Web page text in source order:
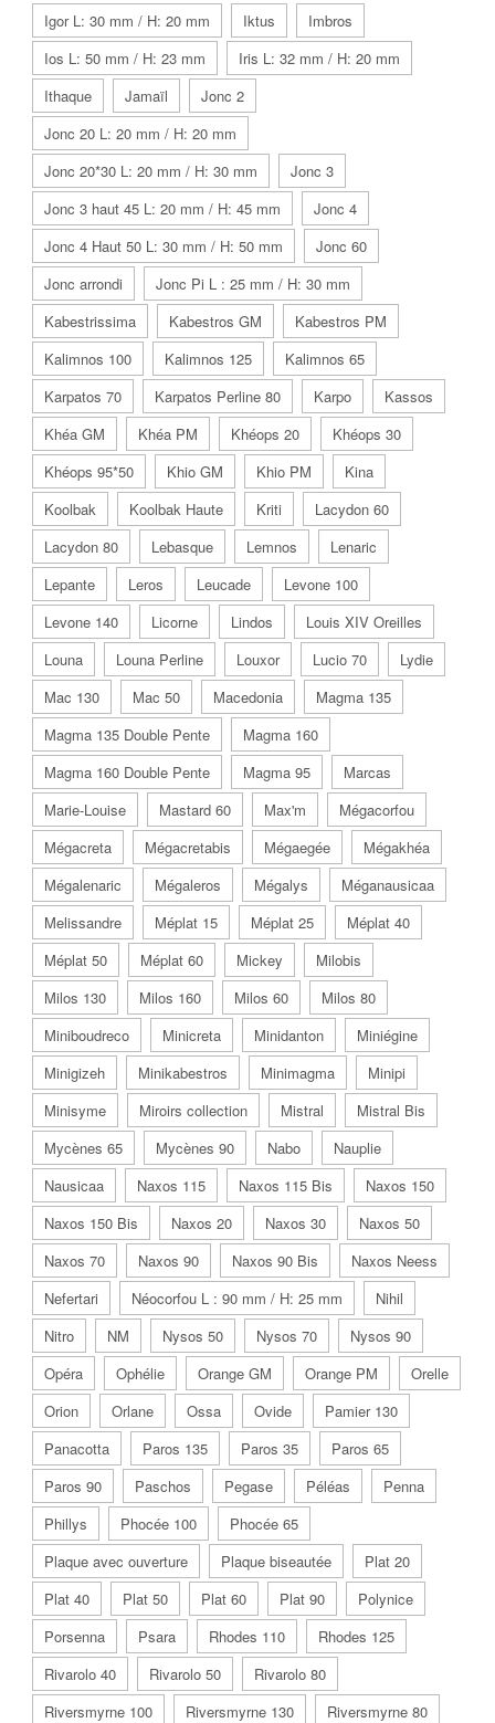
Igor L: 30 mm / H: 20 mm Iktus
Imbros
Ios L: 50 mm / H: 23 mm
Iris L: 32 mm / H: 20 mm
Ithaque
Jamaïl
Jonc 2
Jonc 20 L: 20 mm / H: 20 mm
Jonc 20*30 L: 20 mm / H: 30 mm
Jonc 3
Jonc 3 haut 45 L: 20 mm / H: 45 mm
Jonc 4
Jonc 4 Haut 50 L: 30 mm / H: 50 mm
Jonc 60
Jonc arrondi
Jonc Pi L : 25 mm / H: 30 mm
Kabestrissima
Kabestros GM
Kabestros PM
Kalimnos 100
Kalimnos 125
Kalimnos 65
Karpatos 70
Karpatos Perline 80 Karpo
Kassos
Khéa GM
Khéa PM Khéops 20
Khéops 30
Khéops 95*50
Khio GM Khio PM
Kina
Koolbak
Koolbak Haute Kriti
Lacydon 60
Lacydon 80
Lebasque Lemnos
Lenaric
Lepante
Leros Leucade
Levone 100
Levone 140
Licorne Lindos
Louis XIV Oreilles
Louna
Louna Perline Louxor Lucio 70
Lydie
Mac 130
Mac 50 Macedonia
Magma 135
Magma 135 Double Pente
Magma 160
Magma 160 Double Pente
Magma 95
Marcas
Marie-Louise
Mastard 60 Max'm
Mégacorfou
Mégacreta
Mégacretabis Mégaegée
Mégakhéa
Mégalenaric
Mégaleros Mégalys
Méganausicaa
Melissandre
Méplat 15 Méplat 25
Méplat 40
Méplat 50
Méplat 60 Mickey
Milobis
Milos 130
Milos 160 Milos 60
Milos 80
Miniboudreco
Minicreta Minidanton
Miniégine
Minigizeh
Minikabestros Minimagma
Minipi
Minisyme
Miroirs collection Mistral
Mistral Bis
Mycènes 65
Mycènes 90 Nabo
Nauplie
Nausicaa
Naxos 115 Naxos 115 Bis
Naxos 150
Naxos 150 Bis
Naxos 20 Naxos 30
Naxos 50
Naxos 70
Naxos 90 Naxos 90 Bis
Naxos Neess
Nefertari
Néocorfou L : 90 mm / H: 25 mm
Nihil
Nitro
NM Nysos 50 Nysos 70
Nysos 90
Opéra
Ophélie Orange GM Orange PM
Orelle
Orion
Orlane Ossa Ovide
Pamier 130
Panacotta
Paros 135 Paros 35
Paros 65
Paros 90
Paschos Pegase Péléas
Penna
Phillys
Phocée 100
Phocée 65
Plaque avec ouverture
Plaque biseautée
Plat 20
Plat 40
Plat 50 Plat 60 Plat 90
Polynice
Porsenna
Psara Rhodes 110
Rhodes 125
Rivarolo 40
Rivarolo 50
Rivarolo 80
Riversmyrne 100
Riversmyrne 130
Riversmyrne 80